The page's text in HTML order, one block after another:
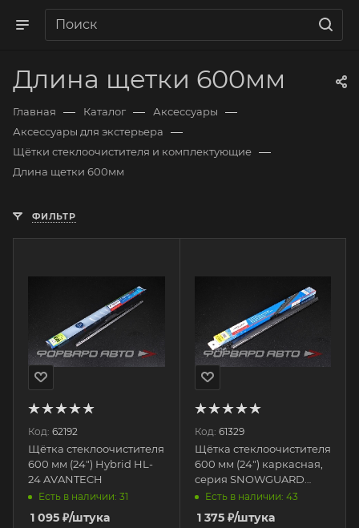
Длина щетки 600мм
Главная — Каталог — Аксессуары —
Аксессуары для экстерьера —
Щётки стеклоочистителя и комплектующие —
Длина щетки 600мм
ФИЛЬТР
Код: 62192
Щётка стеклоочистителя
600 мм (24") Hybrid HL-
24 AVANTECH
Есть в наличии: 31
1 095 ₽/штука
Код: 61329
Щётка стеклоочистителя
600 мм (24") каркасная,
серия SNOWGUARD
(зимняя) SP-24
AVANTECH
Есть в наличии: 43
1 375₽/штука